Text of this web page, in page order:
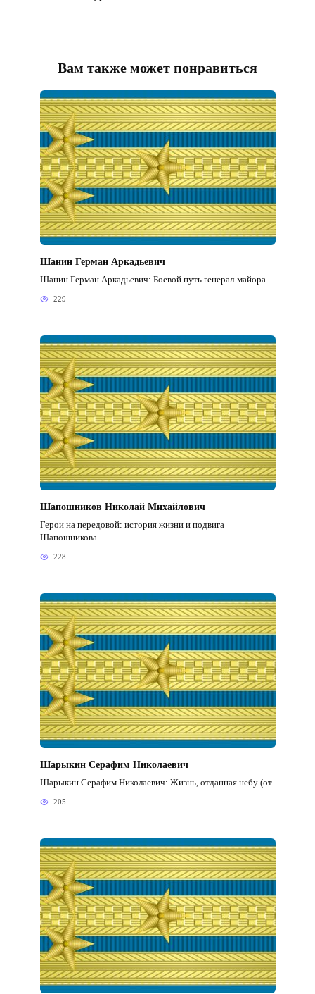
Вам также может понравиться
Шанин Герман Аркадьевич
Шанин Герман Аркадьевич: Боевой путь генерал-майора
229
Шапошников Николай Михайлович
Герои на передовой: история жизни и подвига
Шапошникова
228
Шарыкин Серафим Николаевич
Шарыкин Серафим Николаевич: Жизнь, отданная небу (от
205